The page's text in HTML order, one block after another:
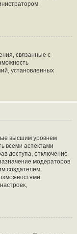
связанные с
установленных
высшим уровнем
всеми аспектами
доступа, отключение
модераторов
создателем